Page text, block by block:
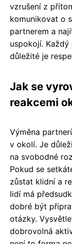
vzrušení z
komunikovat o
partnerem a
uspokojí.
důležité je
Jak se
reakcemi
Výměna
v okolí. Je
na svobodné
Pokud se
zůstat klidní a
lidí má
dobré být
otázky.
dobrovolná